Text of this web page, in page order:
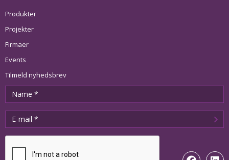
Produkter
Projekter
Firmaer
Events
Tilmeld nyhedsbrev